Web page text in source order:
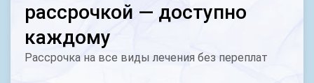
рассрочкой — доступно
каждому
Рассрочка на все виды лечения без переплат